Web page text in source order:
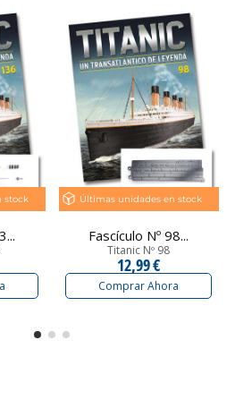
stock Últimas unidades en stock
Fascículo Nº 98...
Titanic Nº 98
12,99 €
Comprar Ahora